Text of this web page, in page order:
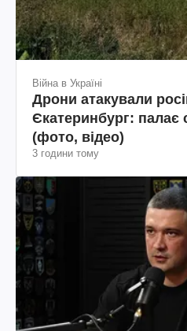
Війна в Україні
Дрони атакували
Єкатеринбург: палає
(фото, відео)
3 години тому